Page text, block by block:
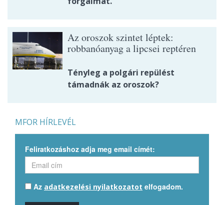
Az oroszok szintet léptek:
robbanóanyag a lipcsei reptéren
Tényleg a polgári repülést
támadnák az oroszok?
MFOR HÍRLEVÉL
Feliratkozáshoz adja meg email címét:
Az adatkezelési nyilatkozatot elfogadom.